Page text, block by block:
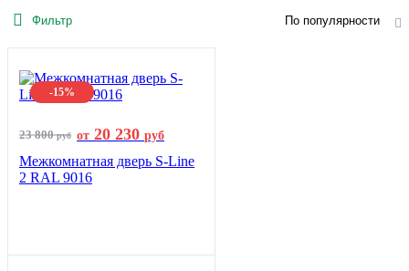
Фильтр По популярности
-15%
23 800руб от 20 230 руб
Межкомнатная дверь S-Line
2 RAL 9016